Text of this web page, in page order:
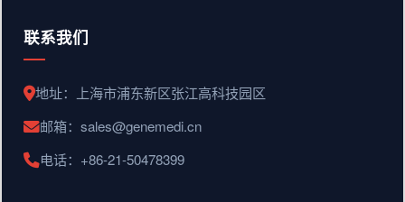
联系我们
地址：上海市浦东新区张江高科技园区
邮箱：sales@genemedi.cn
电话：+86-21-50478399